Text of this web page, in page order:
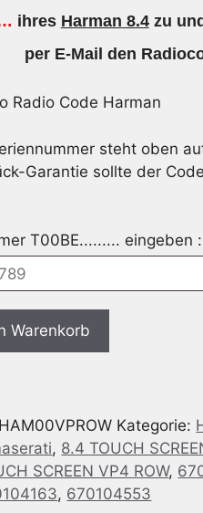
ihres Harman 8.4zu
per E-Mail den
steht oben
Garantie sollte der
T00BE......... eingeben :
Warenkorb
HAM00VPROW Kategorie:
, 8.4 TOUCH
SCREEN VP4 ROW,
, 670104553